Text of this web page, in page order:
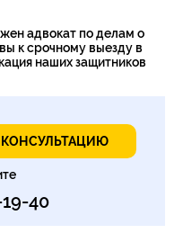
адвокат по делам о
к срочному выезду в
наших защитников
КОНСУЛЬТАЦИЮ
40